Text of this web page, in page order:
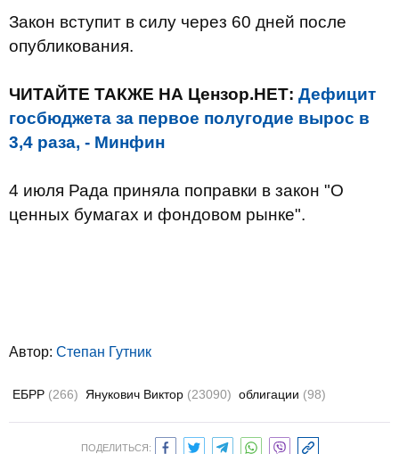
Закон вступит в силу через 60 дней после
опубликования.
ЧИТАЙТЕ ТАКЖЕ НА Цензор.НЕТ: Дефицит
госбюджета за первое полугодие вырос в
3,4 раза, - Минфин
4 июля Рада приняла поправки в закон "О
ценных бумагах и фондовом рынке".
Автор: Степан Гутник
ЕБРР (266) Янукович Виктор (23090) облигации (98)
ПОДЕЛИТЬСЯ: